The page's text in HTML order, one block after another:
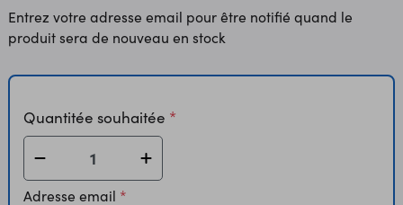
g Référence Joy-It: SBC-LCD84-48
Entrez votre adresse email pour être notifié quand le
produit sera de nouveau en stock
Quantitée souhaitée
Adresse email